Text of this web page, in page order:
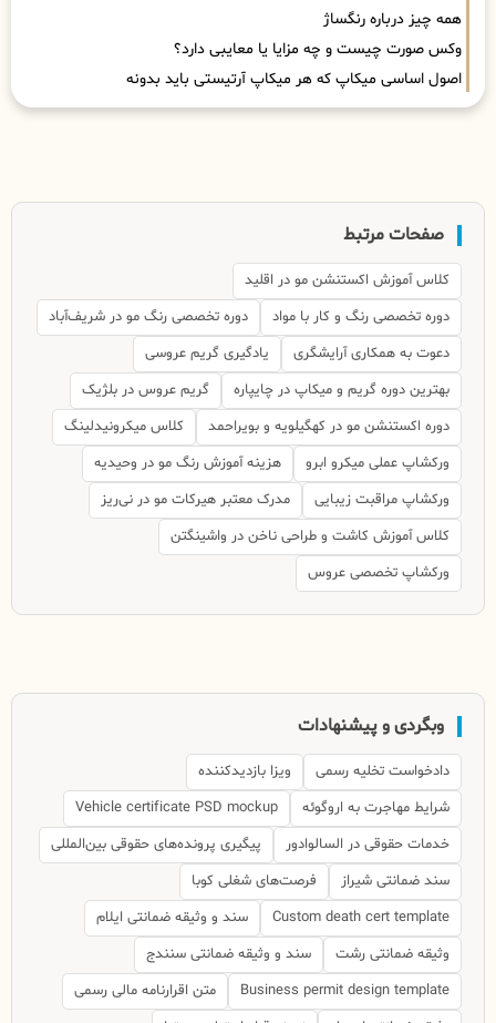
همه چیز درباره رنگساژ
وکس صورت چیست و چه مزایا یا معایبی دارد؟
اصول اساسی میکاپ که هر میکاپ آرتیستی باید بدونه
صفحات مرتبط
کلاس آموزش اکستنشن مو در اقلید
دوره تخصصی رنگ و کار با مواد
دوره تخصصی رنگ مو در شریف‌آباد
دعوت به همکاری آرایشگری
یادگیری گریم عروسی
بهترین دوره گریم و میکاپ در چایپاره
گریم عروس در بلژیک
دوره اکستنشن مو در کهگیلویه و بویراحمد
کلاس میکرونیدلینگ
ورکشاپ عملی میکرو ابرو
هزینه آموزش رنگ مو در وحیدیه
ورکشاپ مراقبت زیبایی
مدرک معتبر هیرکات مو در نی‌ریز
کلاس آموزش کاشت و طراحی ناخن در واشینگتن
ورکشاپ تخصصی عروس
وبگردی و پیشنهادات
دادخواست تخلیه رسمی
ویزا بازدیدکننده
شرایط مهاجرت به اروگوئه
Vehicle certificate PSD mockup
خدمات حقوقی در السالوادور
پیگیری پرونده‌های حقوقی بین‌المللی
سند ضمانتی شیراز
فرصت‌های شغلی کوبا
Custom death cert template
سند و وثیقه ضمانتی ایلام
وثیقه ضمانتی رشت
سند و وثیقه ضمانتی سنندج
Business permit design template
متن اقرارنامه مالی رسمی